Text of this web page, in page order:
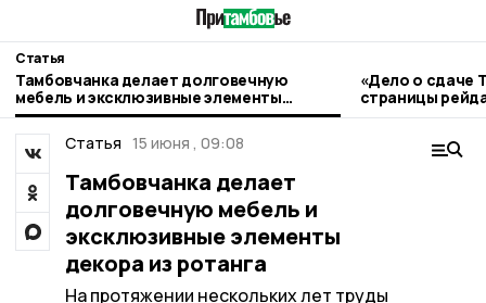
Статья
Тамбовчанка делает долговечную
мебель и эксклюзивные элементы
декора из ротанга
«Дело о сдаче
страницы
Статья 15 июня , 09:08
Тамбовчанка делает
долговечную мебель и
эксклюзивные элементы
декора из ротанга
На протяжении нескольких лет труды